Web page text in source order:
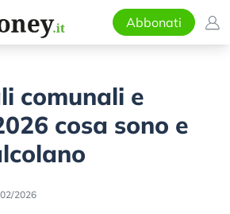
Abbonati
comunali e
cosa sono e
2026